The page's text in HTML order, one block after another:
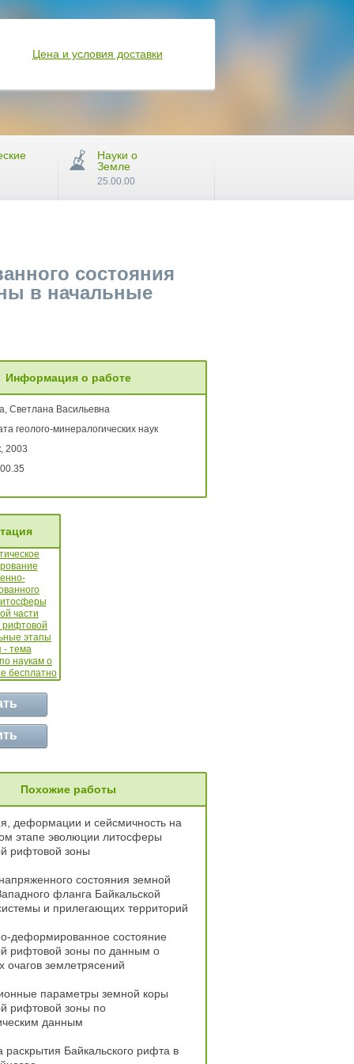
состояния
в начальные
Информация о работе
Светлана Васильевна
геолого-минералогических наук
2003
Похожие работы
деформации и сейсмичность на
этапе эволюции литосферы
рифтовой зоны
состояния земной
фланга Байкальской
и прилегающих территорий
деформированное состояние
рифтовой зоны по данным о
очагов землетрясений
параметры земной коры
рифтовой зоны по
данным
раскрытия Байкальского рифта в
Цена и условия доставки
Науки о
Земле
25.00.00